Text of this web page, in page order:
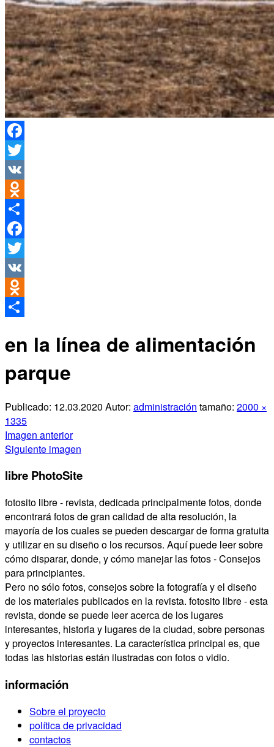
Facebook
Twitter
VK
Odnoklassniki
Compartir
Facebook
Twitter
VK
Odnoklassniki
en la línea de alimentación
parque
Publicado: 12.03.2020 Autor: administración tamaño: 2000 ×
1335
Imagen anterior
Siguiente imagen
libre PhotoSite
fotosito libre - revista, dedicada principalmente fotos, donde
encontrará fotos de gran calidad de alta resolución, la
mayoría de los cuales se pueden descargar de forma gratuita
y utilizar en su diseño o los recursos. Aquí puede leer sobre
cómo disparar, donde, y cómo manejar las fotos - Consejos
para principiantes.
Pero no sólo fotos, consejos sobre la fotografía y el diseño
de los materiales publicados en la revista. fotosito libre - esta
revista, donde se puede leer acerca de los lugares
interesantes, historia y lugares de la ciudad, sobre personas
y proyectos interesantes. La característica principal es, que
todas las historias están ilustradas con fotos o vidio.
información
Sobre el proyecto
política de privacidad
contactos